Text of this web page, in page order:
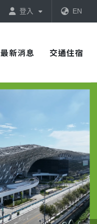
登入 EN
最新消息 交通住宿